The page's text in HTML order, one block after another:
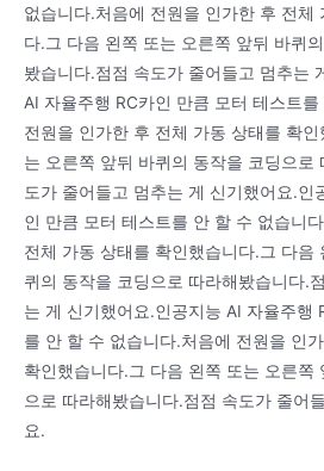
없습니다.처음에 전원을 인가한 후 전체
다.그 다음 왼쪽 또는 오른쪽 앞뒤 바퀴
봤습니다.점점 속도가 줄어들고 멈추는
AI 자율주행 RC카인 만큼 모터 테스트
전원을 인가한 후 전체 가동 상태를 확
는 오른쪽 앞뒤 바퀴의 동작을 코딩으로
도가 줄어들고 멈추는 게 신기했어요.인
인 만큼 모터 테스트를 안 할 수 없습니
전체 가동 상태를 확인했습니다.그 다음
퀴의 동작을 코딩으로 따라해봤습니다.
는 게 신기했어요.인공지능 AI 자율주행
를 안 할 수 없습니다.처음에 전원을 인
확인했습니다.그 다음 왼쪽 또는 오른쪽
으로 따라해봤습니다.점점 속도가 줄어
요.